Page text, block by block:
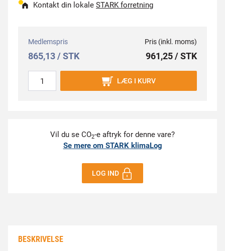
Kontakt din lokale STARK forretning
Medlemspris
865,13 / STK
Pris (inkl. moms)
961,25 / STK
LÆG I KURV
Vil du se CO2-e aftryk for denne vare?
Se mere om STARK klimaLog
LOG IND
BESKRIVELSE